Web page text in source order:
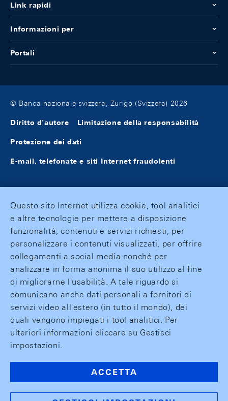
Link rapidi
Informazioni per
Portali
© Banca nazionale svizzera, Zurigo (Svizzera) 2026
Diritto d'autore Limitazione della responsabilità
Protezione dei dati
E-mail, telefonate e siti Internet fraudolenti
Questo sito Internet utilizza cookie, tool analitici
e altre tecnologie per mettere a disposizione
funzionalità, contenuti e servizi richiesti, per
personalizzare i contenuti visualizzati, per offrire
collegamenti a social media nonché per
analizzare in forma anonima il suo utilizzo al fine
di migliorarne l'usabilità. A tale riguardo si
comunicano anche dati personali a fornitori di
servizi video all'estero (in tutto il mondo), dei
quali vengono impiegati i tool analitici. Per
ulteriori informazioni cliccare su Gestisci
impostazioni.
ACCETTA